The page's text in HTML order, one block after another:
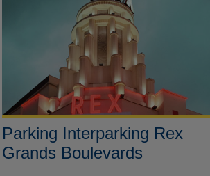
Parking Interparking Rex
Grands Boulevards